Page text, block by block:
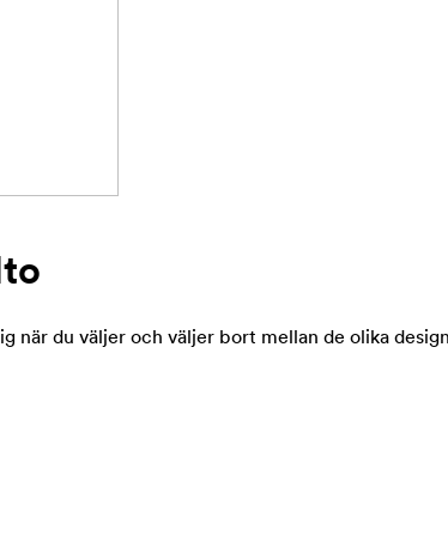
när du väljer och väljer bort mellan de olika